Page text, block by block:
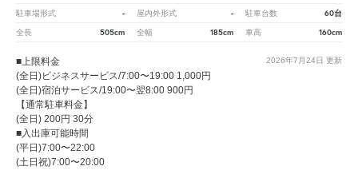
駐車場形式 - 屋内外形式 - 駐車台数 60台
全長 505cm 全幅 185cm 車高 160cm
2026年7月24日 更新
■上限料金
(全日)ビジネスサービス/7:00〜19:00 1,000円
(全日)宿泊サービス/19:00〜翌8:00 900円
【通常駐車料金】
(全日) 200円 30分
■入出庫可能時間
(平日)7:00〜22:00
(土日祝)7:00〜20:00